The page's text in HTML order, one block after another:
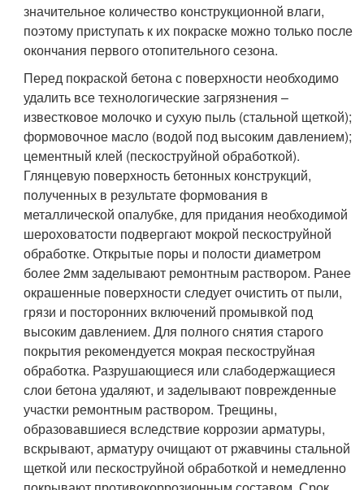
значительное количество конструкционной влаги,
поэтому приступать к их покраске можно только после
окончания первого отопительного сезона.
Перед покраской бетона с поверхности необходимо
удалить все технологические загрязнения –
известковое молочко и сухую пыль (стальной щеткой);
формовочное масло (водой под высоким давлением);
цементный клей (пескоструйной обработкой).
Глянцевую поверхность бетонных конструкций,
полученных в результате формования в
металлической опалубке, для придания необходимой
шероховатости подвергают мокрой пескоструйной
обработке. Открытые поры и полости диаметром
более 2мм заделывают ремонтным раствором. Ранее
окрашенные поверхности следует очистить от пыли,
грязи и посторонних включений промывкой под
высоким давлением. Для полного снятия старого
покрытия рекомендуется мокрая пескоструйная
обработка. Разрушающиеся или слабодержащиеся
слои бетона удаляют, и заделывают поврежденные
участки ремонтным раствором. Трещины,
образовавшиеся вследствие коррозии арматуры,
вскрывают, арматуру очищают от ржавчины стальной
щеткой или пескоструйной обработкой и немедленно